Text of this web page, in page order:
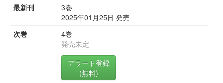
3巻
2025年01月25日 発売
4巻
発売未定
アラート登録
(無料)